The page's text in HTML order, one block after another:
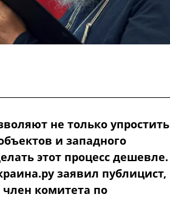
не только упростить
и западного
этот процесс дешевле.
заявил публицист,
комитета по